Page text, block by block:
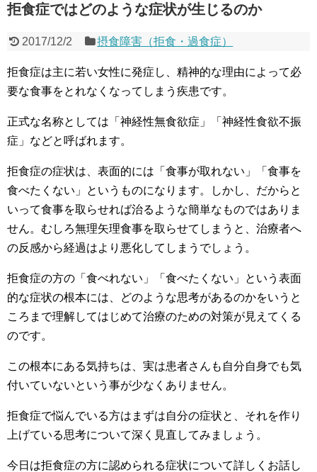
拒食症ではどのような症状が生じるのか
2017/12/2 摂食障害（拒食・過食症）
拒食症は主に若い女性に発症し、精神的な理由によって必
要な食事をとれなくなってしまう疾患です。
正式な名称としては「神経性無食欲症」「神経性食欲不振
症」などと呼ばれます。
拒食症の症状は、表面的には「食事が取れない」「食事を
食べたくない」というものになります。しかし、だからと
いって食事を取らせれば治るような簡単なものではありま
せん。むしろ無理矢理食事を取らせてしまうと、治療者へ
の反感から経過はより悪化してしまうでしょう。
拒食症の方の「食べれない」「食べたくない」という表面
的な症状の根本には、どのような思考があるのかをいうと
ころまで理解してはじめて治療のための対策が見えてくる
のです。
この根本にある気持ちは、実は患者さんも自分自身でも気
付いていないという事が少なくありません。
拒食症で悩んでいる方はまずは自分の症状と、それを作り
上げている思考について深く見直してみましょう。
今日は拒食症の方に認められる症状について詳しくお話し